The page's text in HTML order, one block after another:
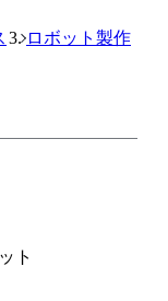
ロボット製作
ト